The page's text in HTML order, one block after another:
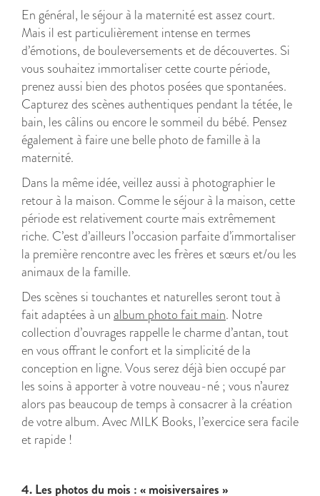
En général, le séjour à la maternité est assez court.
Mais il est particulièrement intense en termes
d’émotions, de bouleversements et de découvertes. Si
vous souhaitez immortaliser cette courte période,
prenez aussi bien des photos posées que spontanées.
Capturez des scènes authentiques pendant la tétée, le
bain, les câlins ou encore le sommeil du bébé. Pensez
également à faire une belle photo de famille à la
maternité.
Dans la même idée, veillez aussi à photographier le
retour à la maison. Comme le séjour à la maison, cette
période est relativement courte mais extrêmement
riche. C’est d’ailleurs l’occasion parfaite d’immortaliser
la première rencontre avec les frères et sœurs et/ou les
animaux de la famille.
Des scènes si touchantes et naturelles seront tout à
fait adaptées à unalbum photo fait main. Notre
collection d’ouvrages rappelle le charme d’antan, tout
en vous offrant le confort et la simplicité de la
conception en ligne. Vous serez déjà bien occupé par
les soins à apporter à votre nouveau-né ; vous n’aurez
alors pas beaucoup de temps à consacrer à la création
de votre album. Avec MILK Books, l’exercice sera facile
et rapide !
4. Les photos du mois : « moisiversaires »